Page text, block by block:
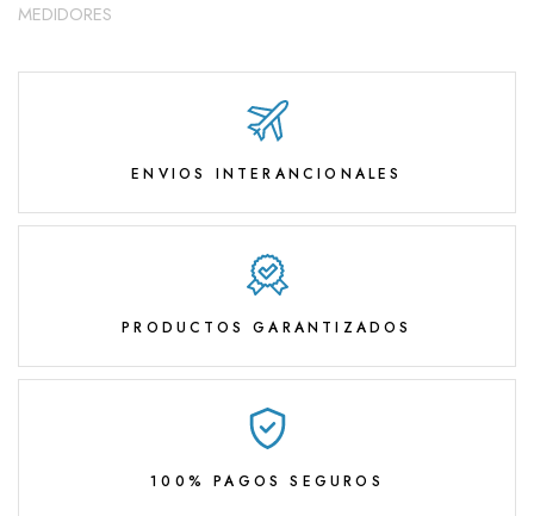
MEDIDORES
ENVIOS INTERANCIONALES
PRODUCTOS GARANTIZADOS
100% PAGOS SEGUROS